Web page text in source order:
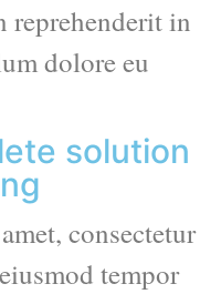
reprehenderit in
dolore eu
solution
consectetur
tempor